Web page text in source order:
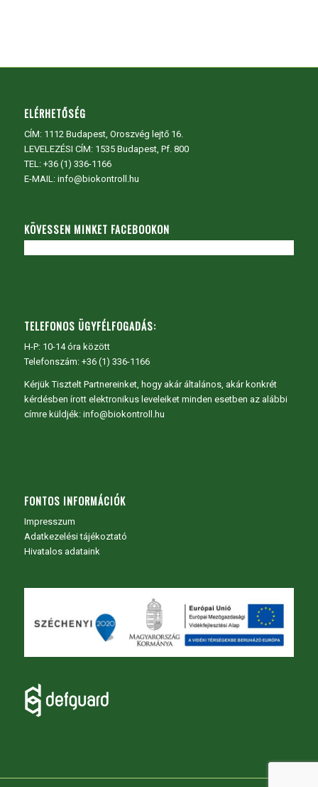
ELÉRHETŐSÉG
CÍM: 1112 Budapest, Oroszvég lejtő 16.
LEVELEZÉSI CÍM: 1535 Budapest, Pf. 800
TEL: +36 (1) 336-1166
E-MAIL: info@biokontroll.hu
KÖVESSEN MINKET FACEBOOKON
TELEFONOS ÜGYFÉLFOGADÁS:
H-P: 10-14 óra között
Telefonszám: +36 (1) 336-1166
Kérjük Tisztelt Partnereinket, hogy akár általános, akár konkrét
kérdésben írott elektronikus leveleiket minden esetben az alábbi
címre küldjék: info@biokontroll.hu
FONTOS INFORMÁCIÓK
Impresszum
Adatkezelési tájékoztató
Hivatalos adataink